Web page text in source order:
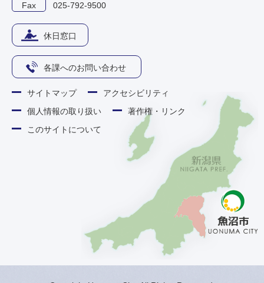
Fax 025-792-9500
休日窓口
各課へのお問い合わせ
サイトマップ
アクセシビリティ
個人情報の取り扱い
著作権・リンク
このサイトについて